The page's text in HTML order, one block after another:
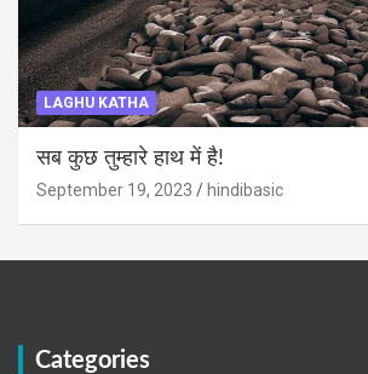
LAGHU KATHA
सब कुछ तुम्हारे हाथ में है!
September 19, 2023 hindibasic
Categories